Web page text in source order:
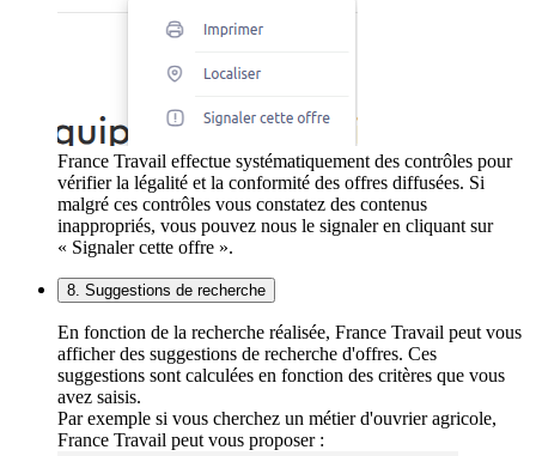
France Travail effectue systématiquement des contrôles pour
vérifier la légalité et la conformité des offres diffusées. Si
malgré ces contrôles vous constatez des contenus
inappropriés, vous pouvez nous le signaler en cliquant sur
« Signaler cette offre ».
8. Suggestions de recherche
En fonction de la recherche réalisée, France Travail peut vous
afficher des suggestions de recherche d'offres. Ces
suggestions sont calculées en fonction des critères que vous
avez saisis.
Par exemple si vous cherchez un métier d'ouvrier agricole,
France Travail peut vous proposer :